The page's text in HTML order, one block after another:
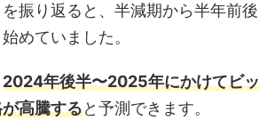
振り返ると、半減期から半年前後
めていました。
2024年後半〜2025年にかけてビッ
高騰すると予測できます。